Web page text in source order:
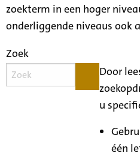
zoekterm in een hoger
onderliggende niveaus ook
Zoek
Door
u
één